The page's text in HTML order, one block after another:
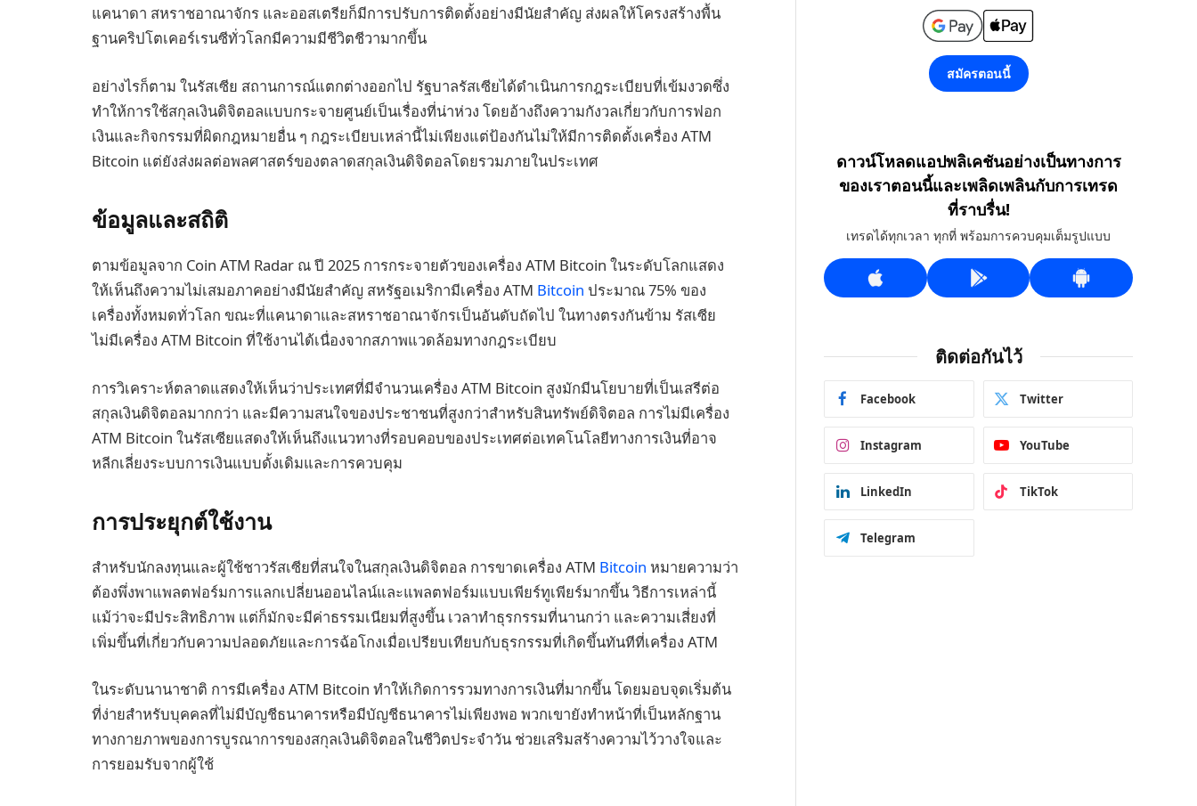
แคนาดา สหราชอาณาจักร และออสเตรียก็มีการปรับการติดตั้งอย่างมีนัยสำคัญ ส่งผลให้โครงสร้างพื้น
ฐานคริปโตเคอร์เรนซีทั่วโลกมีความมีชีวิตชีวามากขึ้น
อย่างไรก็ตาม ในรัสเซีย สถานการณ์แตกต่างออกไป รัฐบาลรัสเซียได้ดำเนินการกฎระเบียบที่เข้มงวดซึ่ง
ทำให้การใช้สกุลเงินดิจิตอลแบบกระจายศูนย์เป็นเรื่องที่น่าห่วง โดยอ้างถึงความกังวลเกี่ยวกับการฟอก
เงินและกิจกรรมที่ผิดกฎหมายอื่น ๆ กฎระเบียบเหล่านี้ไม่เพียงแต่ป้องกันไม่ให้มีการติดตั้งเครื่อง ATM
Bitcoin แต่ยังส่งผลต่อพลศาสตร์ของตลาดสกุลเงินดิจิตอลโดยรวมภายในประเทศ
ข้อมูลและสถิติ
ตามข้อมูลจาก Coin ATM Radar ณ ปี 2025 การกระจายตัวของเครื่อง ATM Bitcoin ในระดับโลกแสดง
ให้เห็นถึงความไม่เสมอภาคอย่างมีนัยสำคัญ สหรัฐอเมริกามีเครื่อง ATM Bitcoin ประมาณ 75% ของ
เครื่องทั้งหมดทั่วโลก ขณะที่แคนาดาและสหราชอาณาจักรเป็นอันดับถัดไป ในทางตรงกันข้าม รัสเซีย
ไม่มีเครื่อง ATM Bitcoin ที่ใช้งานได้เนื่องจากสภาพแวดล้อมทางกฎระเบียบ
การวิเคราะห์ตลาดแสดงให้เห็นว่าประเทศที่มีจำนวนเครื่อง ATM Bitcoin สูงมักมีนโยบายที่เป็นเสรีต่อ
สกุลเงินดิจิตอลมากกว่า และมีความสนใจของประชาชนที่สูงกว่าสำหรับสินทรัพย์ดิจิตอล การไม่มีเครื่อง
ATM Bitcoin ในรัสเซียแสดงให้เห็นถึงแนวทางที่รอบคอบของประเทศต่อเทคโนโลยีทางการเงินที่อาจ
หลีกเลี่ยงระบบการเงินแบบดั้งเดิมและการควบคุม
การประยุกต์ใช้งาน
สำหรับนักลงทุนและผู้ใช้ชาวรัสเซียที่สนใจในสกุลเงินดิจิตอล การขาดเครื่อง ATM Bitcoin หมายความว่า
ต้องพึ่งพาแพลตฟอร์มการแลกเปลี่ยนออนไลน์และแพลตฟอร์มแบบเพียร์ทูเพียร์มากขึ้น วิธีการเหล่านี้
แม้ว่าจะมีประสิทธิภาพ แต่ก็มักจะมีค่าธรรมเนียมที่สูงขึ้น เวลาทำธุรกรรมที่นานกว่า และความเสี่ยงที่
เพิ่มขึ้นที่เกี่ยวกับความปลอดภัยและการฉ้อโกงเมื่อเปรียบเทียบกับธุรกรรมที่เกิดขึ้นทันทีที่เครื่อง ATM
ในระดับนานาชาติ การมีเครื่อง ATM Bitcoin ทำให้เกิดการรวมทางการเงินที่มากขึ้น โดยมอบจุดเริ่มต้น
ที่ง่ายสำหรับบุคคลที่ไม่มีบัญชีธนาคารหรือมีบัญชีธนาคารไม่เพียงพอ พวกเขายังทำหน้าที่เป็นหลักฐาน
ทางกายภาพของการบูรณาการของสกุลเงินดิจิตอลในชีวิตประจำวัน ช่วยเสริมสร้างความไว้วางใจและ
การยอมรับจากผู้ใช้
สมัครตอนนี้
ดาวน์โหลดแอปพลิเคชันอย่างเป็นทางการ
ของเราตอนนี้และเพลิดเพลินกับการเทรด
ที่ราบรื่น!
เทรดได้ทุกเวลา ทุกที่ พร้อมการควบคุมเต็มรูปแบบ
ติดต่อกันไว้
Facebook Twitter
Instagram YouTube
LinkedIn TikTok
Telegram